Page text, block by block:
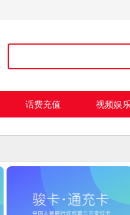
话费充值 视频娱